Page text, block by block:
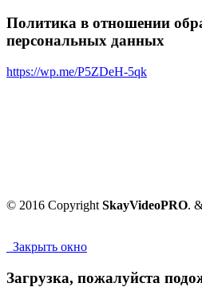
Политика в отношении
персональных данных
https://wp.me/P5ZDeH-5qk
© 2016 Copyright SkayVideoPRO.
Закрыть окно
Загрузка, пожалуйста